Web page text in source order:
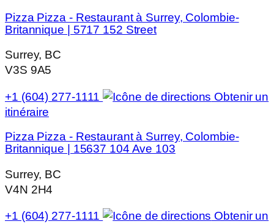
Pizza Pizza - Restaurant à Surrey, Colombie-
Britannique | 5717 152 Street
Surrey, BC
V3S 9A5
+1 (604) 277-1111
Obtenir un
itinéraire
Pizza Pizza - Restaurant à Surrey, Colombie-
Britannique | 15637 104 Ave 103
Surrey, BC
V4N 2H4
+1 (604) 277-1111
Obtenir un